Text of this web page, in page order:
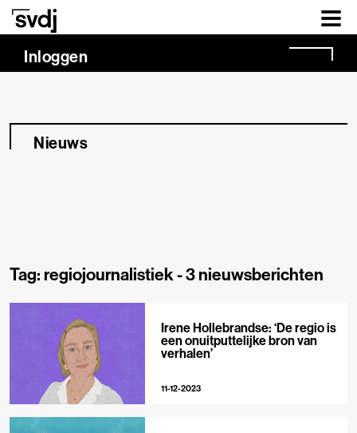
Naar hoofdinhoud
Inloggen
Nieuws
Tag: regiojournalistiek -3 nieuwsberichten
Irene Hollebrandse: ‘De regio is
een onuitputtelijke bron van
verhalen’
11-12-2023